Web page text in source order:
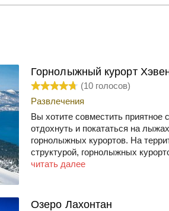
Горнолыжный курорт
(10 голосов)
Развлечения
Вы хотите совместить
отдохнуть и покататься на
горнолыжных курортов. На
структурой, горнолыжных
читать далее
Озеро Лахонтан